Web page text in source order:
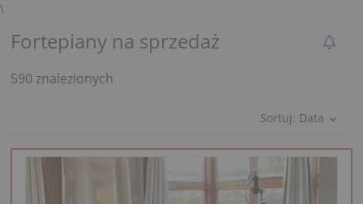
\
Fortepiany na sprzedaż
590 znalezionych
Sortuj: Data